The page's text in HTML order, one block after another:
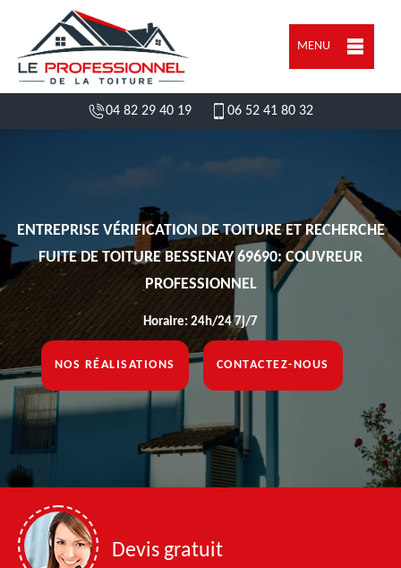
MENU
04 82 29 40 19 06 52 41 80 32
ENTREPRISE VÉRIFICATION DE TOITURE ET RECHERCHE
FUITE DE TOITURE BESSENAY 69690: COUVREUR
PROFESSIONNEL
Horaire: 24h/24 7j/7
NOS RÉALISATIONS CONTACTEZ-NOUS
Devis gratuit